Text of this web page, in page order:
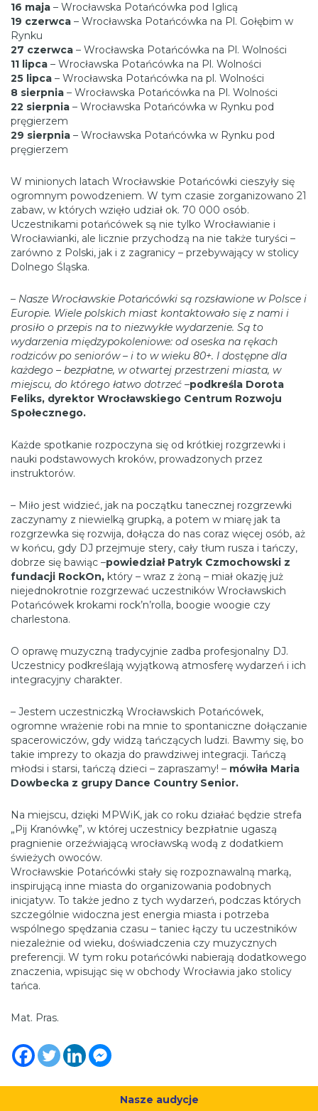
16 maja – Wrocławska Potańcówka pod Iglicą
19 czerwca – Wrocławska Potańcówka na Pl. Gołębim w
Rynku
27 czerwca – Wrocławska Potańcówka na Pl. Wolności
11 lipca – Wrocławska Potańcówka na Pl. Wolności
25 lipca – Wrocławska Potańcówka na pl. Wolności
8 sierpnia – Wrocławska Potańcówka na Pl. Wolności
22 sierpnia – Wrocławska Potańcówka w Rynku pod
pręgierzem
29 sierpnia – Wrocławska Potańcówka w Rynku pod
pręgierzem
W minionych latach Wrocławskie Potańcówki cieszyły się
ogromnym powodzeniem. W tym czasie zorganizowano 21
zabaw, w których wzięło udział ok. 70 000 osób.
Uczestnikami potańcówek są nie tylko Wrocławianie i
Wrocławianki, ale licznie przychodzą na nie także turyści –
zarówno z Polski, jak i z zagranicy – przebywający w stolicy
Dolnego Śląska.
– Nasze Wrocławskie Potańcówki są rozsławione w Polsce i
Europie. Wiele polskich miast kontaktowało się z nami i
prosiło o przepis na to niezwykłe wydarzenie. Są to
wydarzenia międzypokoleniowe: od oseska na rękach
rodziców po seniorów – i to w wieku 80+. I dostępne dla
każdego – bezpłatne, w otwartej przestrzeni miasta, w
miejscu, do którego łatwo dotrzeć –podkreśla Dorota
Feliks, dyrektor Wrocławskiego Centrum Rozwoju
Społecznego.
Każde spotkanie rozpoczyna się od krótkiej rozgrzewki i
nauki podstawowych kroków, prowadzonych przez
instruktorów.
– Miło jest widzieć, jak na początku tanecznej rozgrzewki
zaczynamy z niewielką grupką, a potem w miarę jak ta
rozgrzewka się rozwija, dołącza do nas coraz więcej osób, aż
w końcu, gdy DJ przejmuje stery, cały tłum rusza i tańczy,
dobrze się bawiąc –powiedział Patryk Czmochowski z
fundacji RockOn, który – wraz z żoną – miał okazję już
niejednokrotnie rozgrzewać uczestników Wrocławskich
Potańcówek krokami rock’n’rolla, boogie woogie czy
charlestona.
O oprawę muzyczną tradycyjnie zadba profesjonalny DJ.
Uczestnicy podkreślają wyjątkową atmosferę wydarzeń i ich
integracyjny charakter.
– Jestem uczestniczką Wrocławskich Potańcówek,
ogromne wrażenie robi na mnie to spontaniczne dołączanie
spacerowiczów, gdy widzą tańczących ludzi. Bawmy się, bo
takie imprezy to okazja do prawdziwej integracji. Tańczą
młodsi i starsi, tańczą dzieci – zapraszamy! – mówiła Maria
Dowbecka z grupy Dance Country Senior.
Na miejscu, dzięki MPWiK, jak co roku działać będzie strefa
„Pij Kranówkę”, w której uczestnicy bezpłatnie ugaszą
pragnienie orzeźwiającą wrocławską wodą z dodatkiem
świeżych owoców.
Wrocławskie Potańcówki stały się rozpoznawalną marką,
inspirującą inne miasta do organizowania podobnych
inicjatyw. To także jedno z tych wydarzeń, podczas których
szczególnie widoczna jest energia miasta i potrzeba
wspólnego spędzania czasu – taniec łączy tu uczestników
niezależnie od wieku, doświadczenia czy muzycznych
preferencji. W tym roku potańcówki nabierają dodatkowego
znaczenia, wpisując się w obchody Wrocławia jako stolicy
tańca.
Mat. Pras.
Nasze audycje